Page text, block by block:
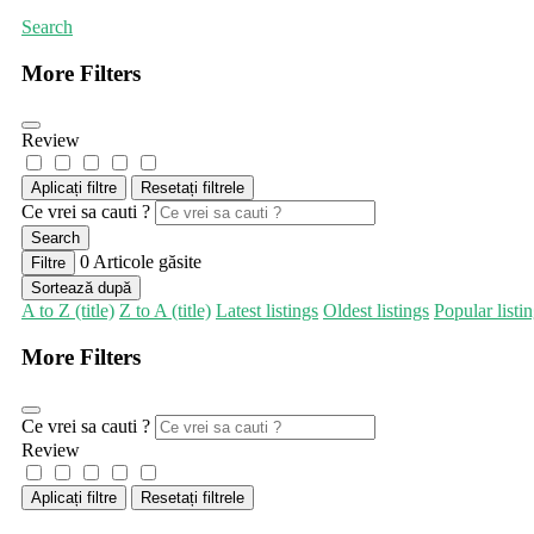
Search
More Filters
Review
Aplicați filtre Resetați filtrele
Ce vrei sa cauti ?
Search
Filtre
0 Articole găsite
Sortează după
A to Z (title) Z to A (title) Latest listings Oldest listings Popular
More Filters
Ce vrei sa cauti ?
Review
Aplicați filtre Resetați filtrele